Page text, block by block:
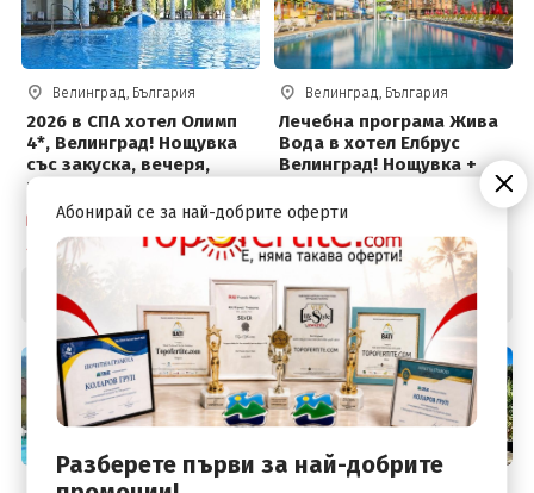
Велинград, България
2026 в СПА хотел Олимп
4*, Велинград! Нощувка
със закуска, вечеря,
външен и вътрешен
басейн с минерална вода
и СПА пакет на цени от
66 € на човек
Собствен транспорт
2 дни / 1 нощувка
.08 лв.
Велинград, България
Лечебна програма Жива
Вода в хотел Елбрус
Велинград! Нощувка +
лекарски преглед, 3
процедури на ден, 4
басейна с минерална
вода и СПА център на
цени от 67.50 € на човек
Собствен транспорт
2 дни / 1 нощувка
Цена от: €
132.02 лв.
Велинград, България
Абонирай се за най-добрите оферти
Разберете първи за най-добрите